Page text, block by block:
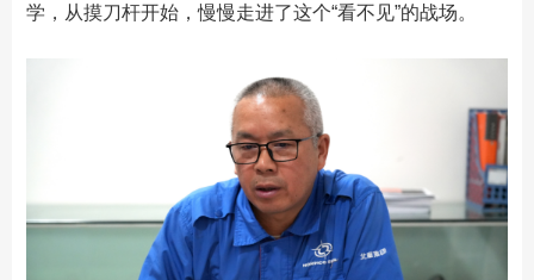
学，从摸刀杆开始，慢慢走进了这个“看不见”的战场。